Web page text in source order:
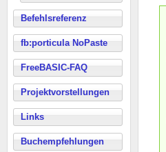
Befehlsreferenz
fb:porticula NoPaste
FreeBASIC-FAQ
Projektvorstellungen
Links
Buchempfehlungen